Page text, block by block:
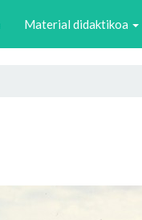
Material didaktikoa